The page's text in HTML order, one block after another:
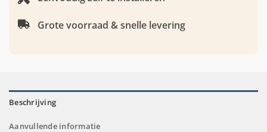
Grote voorraad & snelle levering
Beschrijving
Aanvullende informatie